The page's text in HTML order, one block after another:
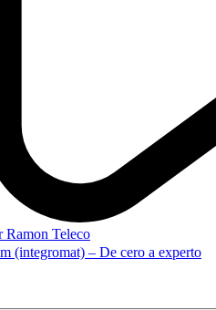
Ramon Teleco
(integromat) – De cero a experto